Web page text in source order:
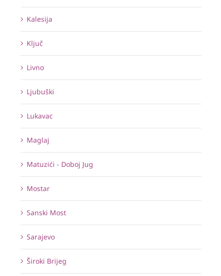
Kalesija
Ključ
Livno
Ljubuški
Lukavac
Maglaj
Matuzići - Doboj Jug
Mostar
Sanski Most
Sarajevo
Široki Brijeg